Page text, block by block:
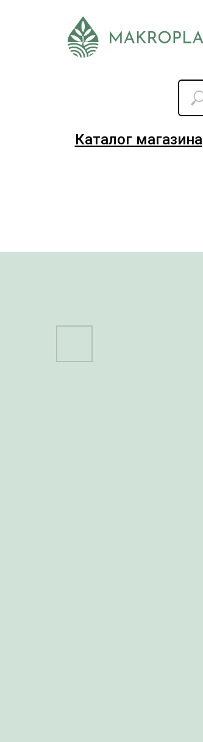
Каталог магазина